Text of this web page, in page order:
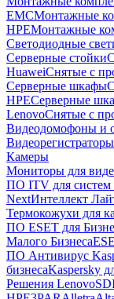
EMCМонтажные
HPEМонтажные
Светодиодные
Серверные стойки
HuaweiСнятые с
Серверные шкафы
HPEСерверные
LenovoСнятые с
Видеодомофоны и
Видеорегистраторы
Камеры
Мониторы для
ПО ITV для систем
NextИнтеллект
Термокожухи для
ПО ESET для
Малого Бизнеса
ПО Антивирус
бизнесаKaspersky
Решения Lenovo